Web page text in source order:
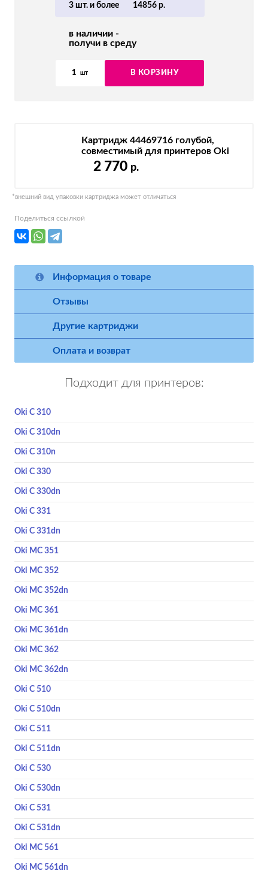
3 шт. и более
14856 р.
в наличии -
получи в среду
1 шт В КОРЗИНУ
Картридж 44469716 голубой,
совместимый для принтеров Oki
2 770 р.
*внешний вид упаковки картриджа может отличаться
Поделиться ссылкой
Информация о товаре
Отзывы
Другие картриджи
Оплата и возврат
Подходит для принтеров:
Oki C 310
Oki C 310dn
Oki C 310n
Oki C 330
Oki C 330dn
Oki C 331
Oki C 331dn
Oki MC 351
Oki MC 352
Oki MC 352dn
Oki MC 361
Oki MC 361dn
Oki MC 362
Oki MC 362dn
Oki C 510
Oki C 510dn
Oki C 511
Oki C 511dn
Oki C 530
Oki C 530dn
Oki C 531
Oki C 531dn
Oki MC 561
Oki MC 561dn